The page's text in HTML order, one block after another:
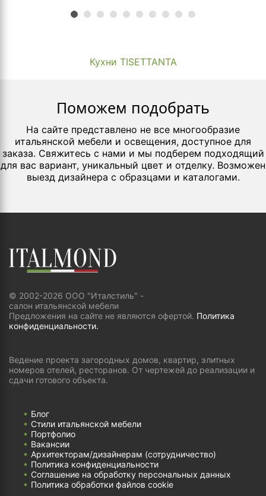
Кухни TISETTANTA
Поможем подобрать
На сайте представлено не все многообразие
итальянской мебели и освещения, доступное для
заказа. Свяжитесь с нами и мы подберем подходящий
для вас вариант, уникальный цвет и отделку. Возможен
выезд дизайнера с образцами и каталогами.
© 2002-2026 ООО "Италстиль" -
салон итальянской мебели
Предложения на сайте не являются офертой. Политика
конфиденциальности.
Ведение проекта загородных домов, квартир, элитных
номеров отелей, ресторанов. От чертежей до реализации и
сдачи готового объекта.
Блог
Стили итальянской мебели
Портфолио
Вакансии
Архитекторам/дизайнерам (cотрудничество)
Политика конфиденциальности
Соглашение на обработку персональных данных
Политика обработки файлов cookie